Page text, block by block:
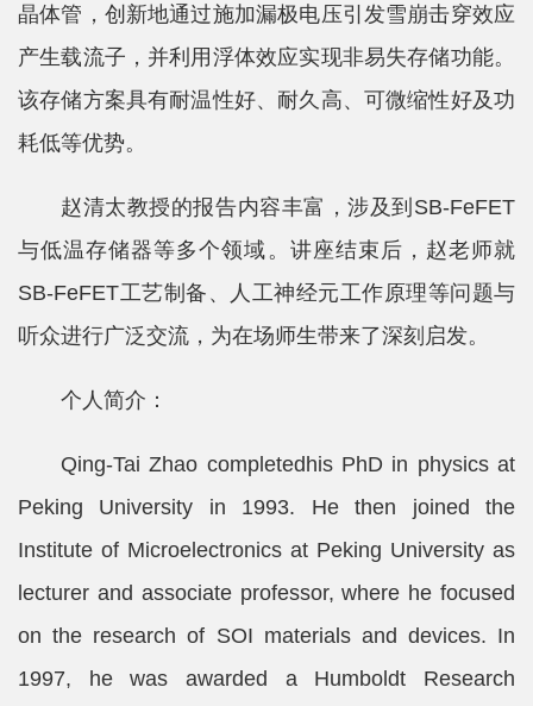
晶体管，创新地通过施加漏极电压引发雪崩击穿效应
产生载流子，并利用浮体效应实现非易失存储功能。
该存储方案具有耐温性好、耐久高、可微缩性好及功
耗低等优势。
赵清太教授的报告内容丰富，涉及到SB-FeFET
与低温存储器等多个领域。讲座结束后，赵老师就
SB-FeFET工艺制备、人工神经元工作原理等问题与
听众进行广泛交流，为在场师生带来了深刻启发。
个人简介：
Qing-Tai Zhao completedhis PhD in physics at
Peking University in 1993. He then joined the
Institute of Microelectronics at Peking University as
lecturer and associate professor, where he focused
on the research of SOI materials and devices. In
1997, he was awarded a Humboldt Research